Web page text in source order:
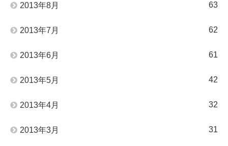
2013年8月 63
2013年7月 62
2013年6月 61
2013年5月 42
2013年4月 32
2013年3月 31